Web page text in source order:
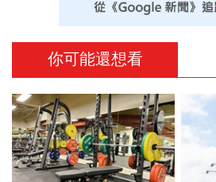
你可能還想看